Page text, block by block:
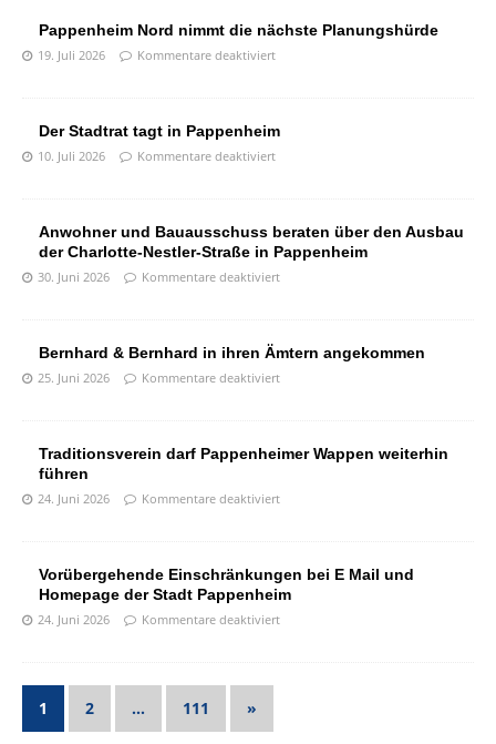
Pappenheim Nord nimmt die nächste Planungshürde
19. Juli 2026 Kommentare deaktiviert
Der Stadtrat tagt in Pappenheim
10. Juli 2026 Kommentare deaktiviert
Anwohner und Bauausschuss beraten über den Ausbau
der Charlotte-Nestler-Straße in Pappenheim
30. Juni 2026 Kommentare deaktiviert
Bernhard & Bernhard in ihren Ämtern angekommen
25. Juni 2026 Kommentare deaktiviert
Traditionsverein darf Pappenheimer Wappen weiterhin
führen
24. Juni 2026 Kommentare deaktiviert
Vorübergehende Einschränkungen bei E Mail und
Homepage der Stadt Pappenheim
24. Juni 2026 Kommentare deaktiviert
1 2 … 111 »